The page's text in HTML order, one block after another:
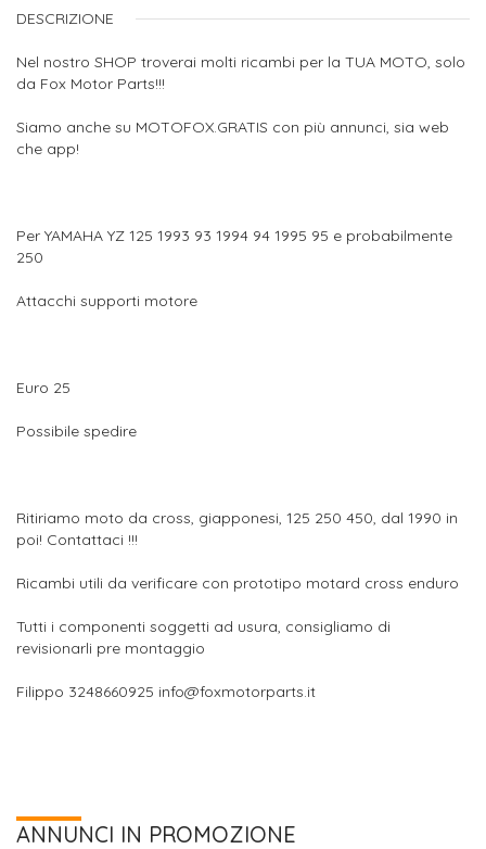
DESCRIZIONE
Nel nostro SHOP troverai molti ricambi per la TUA MOTO, solo
da Fox Motor Parts!!!
Siamo anche su MOTOFOX.GRATIS con più annunci, sia web
che app!
Per YAMAHA YZ 125 1993 93 1994 94 1995 95 e probabilmente
250
Attacchi supporti motore
Euro 25
Possibile spedire
Ritiriamo moto da cross, giapponesi, 125 250 450, dal 1990 in
poi! Contattaci !!!
Ricambi utili da verificare con prototipo motard cross enduro
Tutti i componenti soggetti ad usura, consigliamo di
revisionarli pre montaggio
Filippo 3248660925 info@foxmotorparts.it
ANNUNCI IN PROMOZIONE